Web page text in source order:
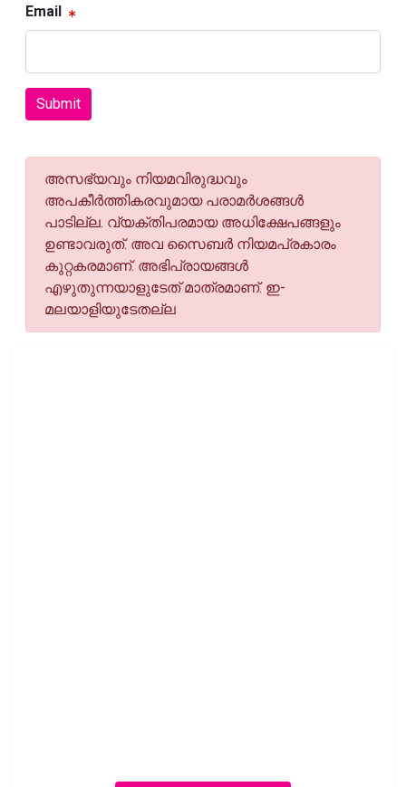
Email
Submit
അസഭ്യവും നിയമവിരുദ്ധവും
അപകീര്‍ത്തികരവുമായ പരാമര്‍ശങ്ങള്‍
പാടില്ല. വ്യക്തിപരമായ അധിക്ഷേപങ്ങളും
ഉണ്ടാവരുത്. അവ സൈബര്‍ നിയമപ്രകാരം
കുറ്റകരമാണ്. അഭിപ്രായങ്ങള്‍
എഴുതുന്നയാളുടേത് മാത്രമാണ്. ഇ-
മലയാളിയുടേതല്ല